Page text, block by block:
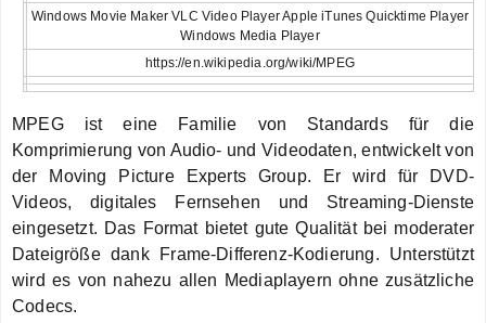
Windows Movie Maker VLC Video Player Apple iTunes Quicktime Player
Windows Media Player
https://en.wikipedia.org/wiki/MPEG
MPEG ist eine Familie von Standards für die
Komprimierung von Audio- und Videodaten, entwickelt von
der Moving Picture Experts Group. Er wird für DVD-
Videos, digitales Fernsehen und Streaming-Dienste
eingesetzt. Das Format bietet gute Qualität bei moderater
Dateigröße dank Frame-Differenz-Kodierung. Unterstützt
wird es von nahezu allen Mediaplayern ohne zusätzliche
Codecs.